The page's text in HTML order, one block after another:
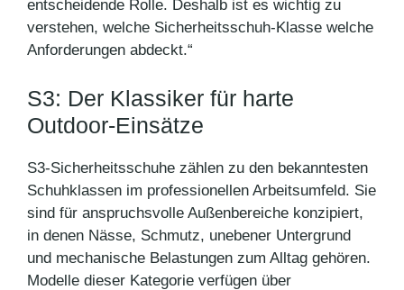
entscheidende Rolle. Deshalb ist es wichtig zu
verstehen, welche Sicherheitsschuh-Klasse welche
Anforderungen abdeckt.“
S3: Der Klassiker für harte
Outdoor-Einsätze
S3-Sicherheitsschuhe zählen zu den bekanntesten
Schuhklassen im professionellen Arbeitsumfeld. Sie
sind für anspruchsvolle Außenbereiche konzipiert,
in denen Nässe, Schmutz, unebener Untergrund
und mechanische Belastungen zum Alltag gehören.
Modelle dieser Kategorie verfügen über